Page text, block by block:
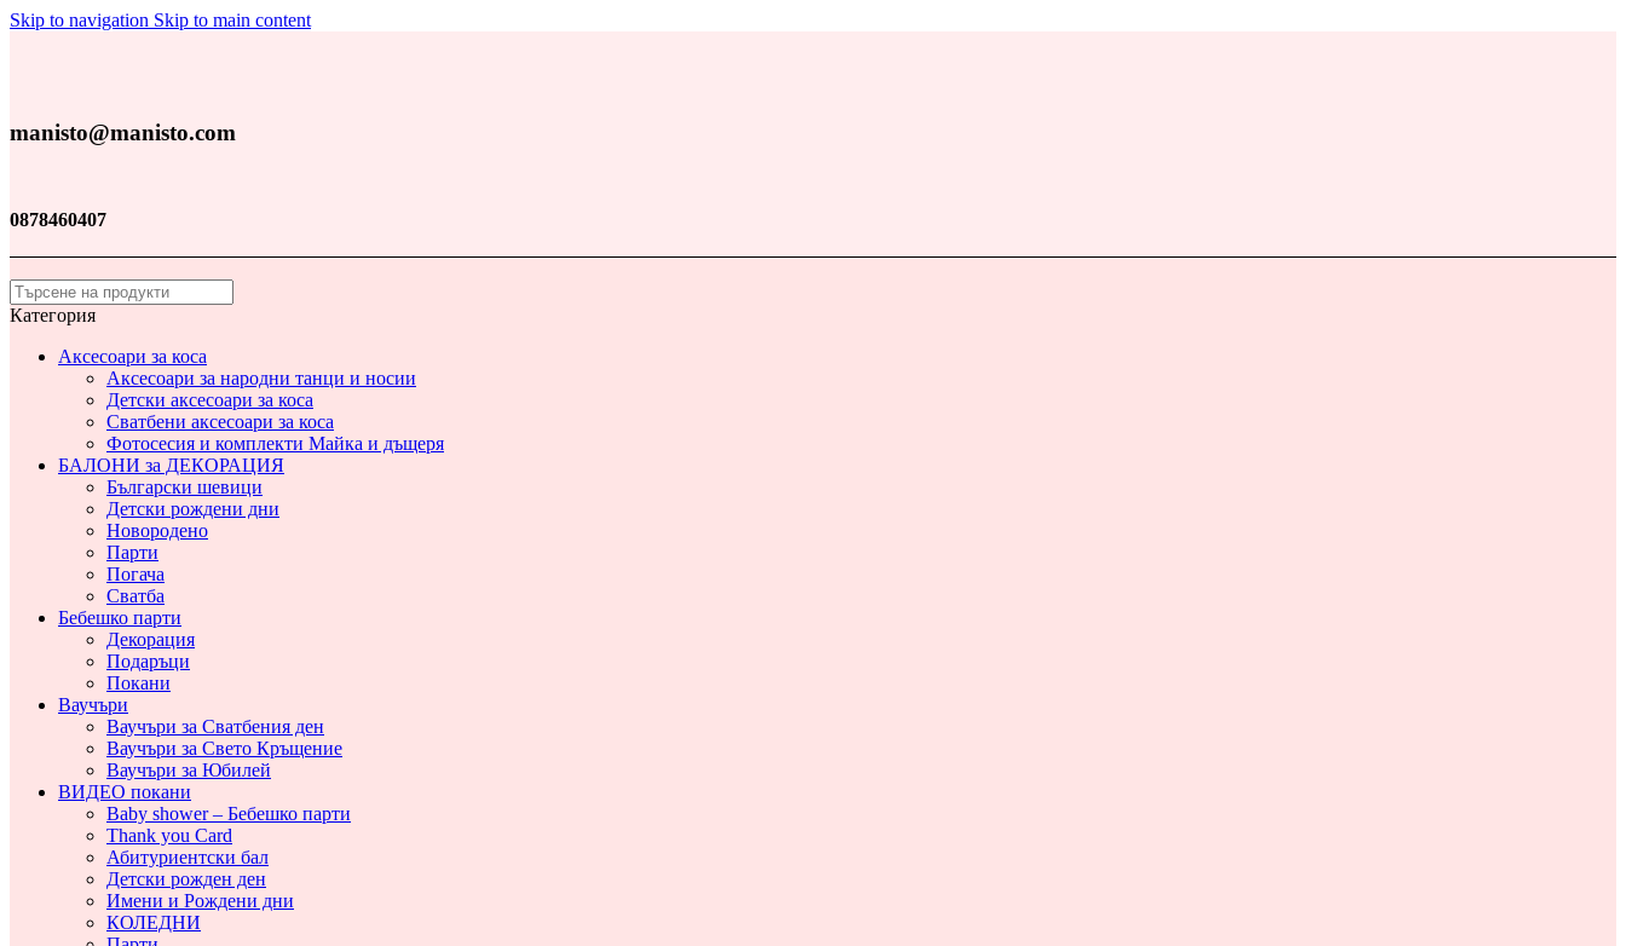
Skip to navigation Skip to main content
manisto@manisto.com
0878460407
Категория
Аксесоари за коса
Аксесоари за народни танци и носии
Детски аксесоари за коса
Сватбени аксесоари за коса
Фотосесия и комплекти Майка и дъщеря
БАЛОНИ за ДЕКОРАЦИЯ
Български шевици
Детски рождени дни
Новородено
Парти
Погача
Сватба
Бебешко парти
Декорация
Подаръци
Покани
Ваучъри
Ваучъри за Сватбения ден
Ваучъри за Свето Кръщение
Ваучъри за Юбилей
ВИДЕО покани
Baby shower – Бебешко парти
Thank you Card
Абитуриентски бал
Детски рожден ден
Имени и Рождени дни
КОЛЕДНИ